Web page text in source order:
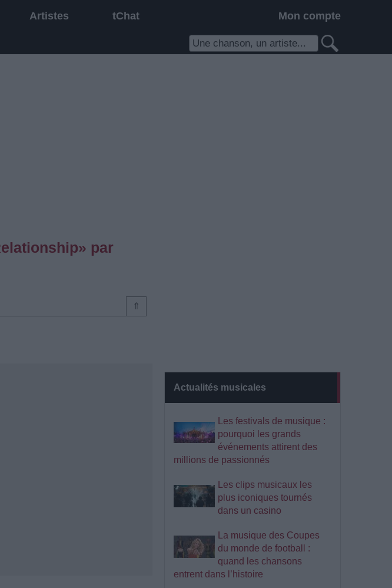
Artistes tChat Mon compte
Actualités musicales
Les festivals de musique :
pourquoi les grands
événements attirent des
millions de passionnés
Les clips musicaux les
plus iconiques tournés
dans un casino
La musique des Coupes
du monde de football :
quand les chansons
entrent dans l’histoire
par
⇑